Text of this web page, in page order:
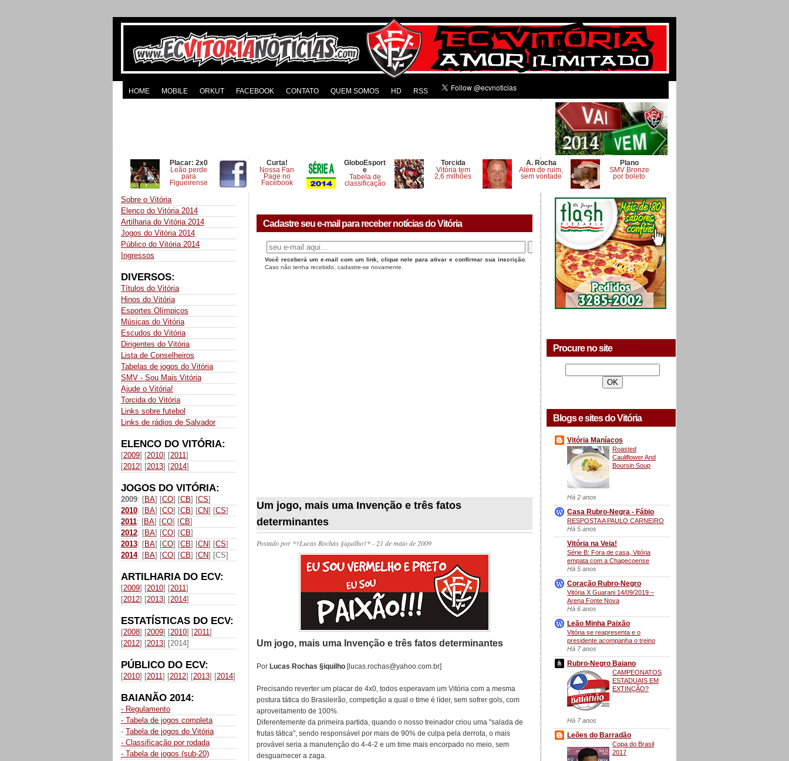
HOME MOBILE ORKUT FACEBOOK CONTATO QUEM SOMOS HD RSS
Placar: 2x0
Leão perde
para
Figueirense
Curta!
Nossa Fan
Page no
Facebook
GloboEsport
e
Tabela de
classificação
Torcida
Vitória tem
2,6 milhões
A. Rocha
Além de ruim,
sem vontade
Plano
SMV Bronze
por boleto
Sobre o Vitória
Elenco do Vitória 2014
Artilharia do Vitória 2014
Jogos do Vitória 2014
Público do Vitória 2014
Ingressos
DIVERSOS:
Títulos do Vitória
Hinos do Vitória
Esportes Olímpicos
Músicas do Vitória
Escudos do Vitória
Dirigentes do Vitória
Lista de Conselheiros
Tabelas de jogos do Vitória
SMV - Sou Mais Vitória
Ajude o Vitória!
Torcida do Vitória
Links sobre futebol
Links de rádios de Salvador
ELENCO DO VITÓRIA:
[2009] [2010] [2011]
[2012] [2013] [2014]
JOGOS DO VITÓRIA:
2009: [BA] [CO] [CB] [CS]
2010: [BA] [CO] [CB] [CN] [CS]
2011: [BA] [CO] [CB]
2012: [BA] [CO] [CB]
2013: [BA] [CO] [CB] [CN] [CS]
2014: [BA] [CO] [CB] [CN] [CS]
ARTILHARIA DO ECV:
[2009] [2010] [2011]
[2012] [2013] [2014]
ESTATÍSTICAS DO ECV:
[2008] [2009] [2010] [2011]
[2012] [2013] [2014]
PÚBLICO DO ECV:
[2010] [2011] [2012] [2013] [2014]
BAIANÃO 2014:
- Regulamento
- Tabela de jogos completa
- Tabela de jogos do Vitória
- Classificação por rodada
- Tabela de jogos (sub-20)
Cadastre seu e-mail para receber notícias do Vitória
Você receberá um e-mail com um link, clique nele para ativar e confirmar sua inscrição
Caso não tenha recebido, cadastre-se novamente.
Um jogo, mais uma Invenção e três fatos
determinantes
Postado por *†Lucas Rochas §iquilho†*- 21 de maio de 2009
Um jogo, mais uma Invenção e três fatos determinantes
Por Lucas Rochas §iquilho [lucas.rochas@yahoo.com.br]
Precisando reverter um placar de 4x0, todos esperavam um Vitória com a mesma
postura tática do Brasileirão, competição a qual o time é líder, sem sofrer gols, com
aproveitamento de 100%.
Diferentemente da primeira partida, quando o nosso treinador criou uma "salada de
frutas tática", sendo responsável por mais de 90% de culpa pela derrota, o mais
provável seria a manutenção do 4-4-2 e um time mais encorpado no meio, sem
desguarnecer a zaga.
Procure no site
Blogs e sites do Vitória
Vitória Maníacos
Roasted
Cauliflower And
Boursin Soup
Há 2 anos
Casa Rubro-Negra - Fábio
RESPOSTA A PAULO CARNEIRO
Há 5 anos
Vitória na Veia!
Série B: Fora de casa, Vitória
empata com a Chapecoense
Há 5 anos
Coração Rubro-Negro
Vitória X Guarani 14/09/2019 –
Arena Fonte Nova
Há 6 anos
Leão Minha Paixão
Vitória se reapresenta e o
presidente acompanha o treino
Há 7 anos
Rubro-Negro Baiano
CAMPEONATOS
ESTADUAIS EM
EXTINÇÃO?
Há 7 anos
Leões do Barradão
Copa do Brasil
2017